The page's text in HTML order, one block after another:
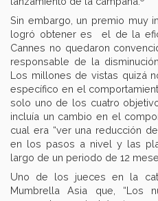
Sin embargo, un premio muy
logró obtener es el de la
Cannes no quedaron
responsable de la
Los millones de vistas quizá
específico en el
solo uno de los cuatro
incluía un cambio en el
cual era “ver una reducción
en los pasos a nivel y las
largo de un periodo de 12
Uno de los jueces en la
Mumbrella Asia que, “Los